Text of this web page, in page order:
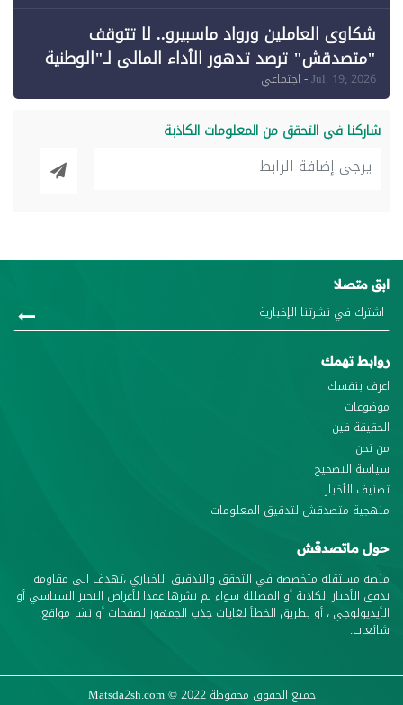
شكاوى العاملين ورواد ماسبيرو.. لا تتوقف
"متصدقش" ترصد تدهور الأداء المالي لـ"الوطنية
للإعلام"
Jul. 19, 2026- اجتماعي
شاركنا في التحقق من المعلومات الكاذبة
ابق متصلا
روابط تهمك
اعرف بنفسك
موضوعات
الحقيقة فين
من نحن
سياسة التصحيح
تصنيف الأخبار
منهجية متصدقش لتدقيق المعلومات
حول ماتصدقش
منصة مستقلة متخصصة في التحقق والتدقيق الاخباري ،تهدف الى مقاومة
تدفق الأخبار الكاذبة أو المضللة سواء تم نشرها عمدا لأغراض التحيز السياسي أو
الأيديولوجي ، أو بطريق الخطأ لغايات جذب الجمهور لصفحات أو نشر مواقع.
شائعات.
جميع الحقوق محفوظة Matsda2sh.com© 2022